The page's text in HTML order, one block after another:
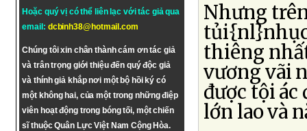
Hoặc quý vị có thể liên lạc với tác giả qua
email: dcbinh38@hotmail.com
Chúng tôi xin chân thành cám ơn tác giả
và trân trọng giới thiệu đến quý độc giả
và thính giả khắp nơi một bộ hồi ký có
một không hai, của một trong những điệp
viên hoạt động trong bóng tối, một chiến
sĩ thuộc Quân Lực Việt Nam Cộng Hòa.
Nhưng
thiêng
vương vãi
được tội ác
lớn lao và